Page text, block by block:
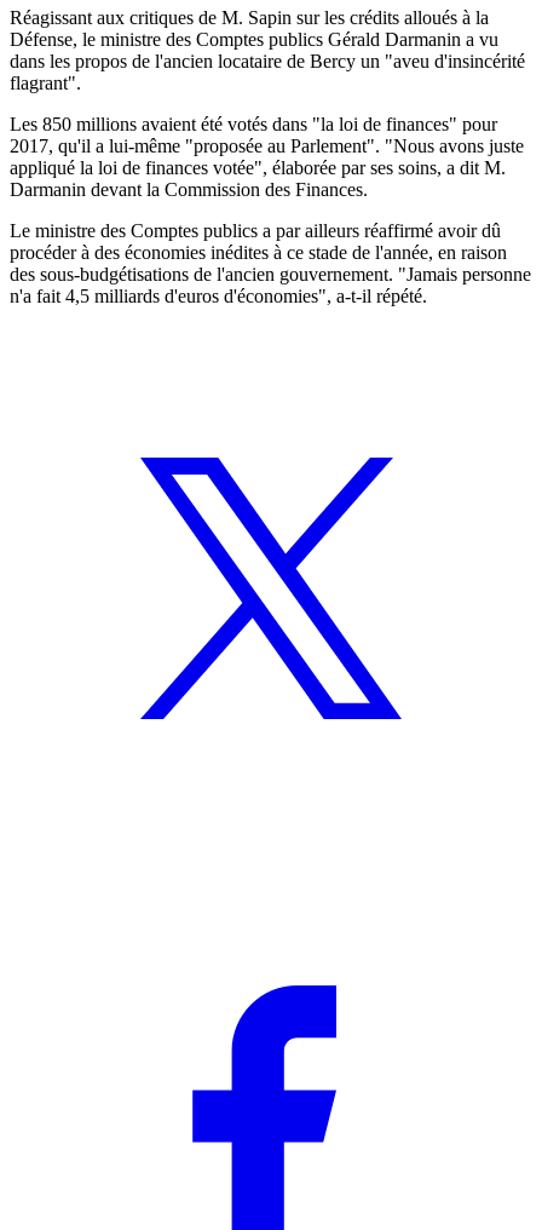
Réagissant aux critiques de M. Sapin sur les crédits alloués à la
Défense, le ministre des Comptes publics Gérald Darmanin a vu
dans les propos de l'ancien locataire de Bercy un "aveu d'insincérité
flagrant".
Les 850 millions avaient été votés dans "la loi de finances" pour
2017, qu'il a lui-même "proposée au Parlement". "Nous avons juste
appliqué la loi de finances votée", élaborée par ses soins, a dit M.
Darmanin devant la Commission des Finances.
Le ministre des Comptes publics a par ailleurs réaffirmé avoir dû
procéder à des économies inédites à ce stade de l'année, en raison
des sous-budgétisations de l'ancien gouvernement. "Jamais personne
n'a fait 4,5 milliards d'euros d'économies", a-t-il répété.